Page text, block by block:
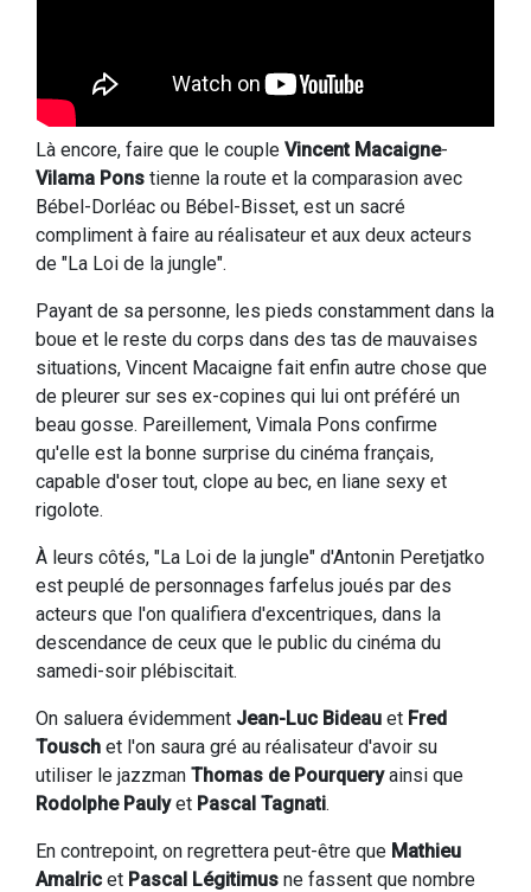
Là encore, faire que le couple Vincent Macaigne-
Vilama Pons tienne la route et la comparasion avec
Bébel-Dorléac ou Bébel-Bisset, est un sacré
compliment à faire au réalisateur et aux deux acteurs
de "La Loi de la jungle".
Payant de sa personne, les pieds constamment dans la
boue et le reste du corps dans des tas de mauvaises
situations, Vincent Macaigne fait enfin autre chose que
de pleurer sur ses ex-copines qui lui ont préféré un
beau gosse. Pareillement, Vimala Pons confirme
qu'elle est la bonne surprise du cinéma français,
capable d'oser tout, clope au bec, en liane sexy et
rigolote.
À leurs côtés, "La Loi de la jungle" d'Antonin Peretjatko
est peuplé de personnages farfelus joués par des
acteurs que l'on qualifiera d'excentriques, dans la
descendance de ceux que le public du cinéma du
samedi-soir plébiscitait.
On saluera évidemment Jean-Luc Bideau et Fred
Tousch et l'on saura gré au réalisateur d'avoir su
utiliser le jazzman Thomas de Pourqueryainsi que
Rodolphe Paulyet Pascal Tagnati.
En contrepoint, on regrettera peut-être que Mathieu
Amalric et Pascal Légitimus ne fassent que nombre